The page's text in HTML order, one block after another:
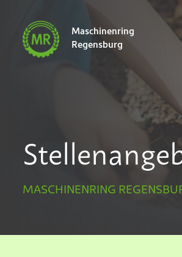
Maschinenring
Regensburg
MASCHINENRING